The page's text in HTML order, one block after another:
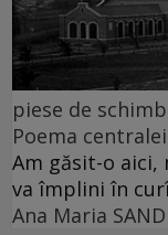
piese de schimb
Poema centralei
Am găsit-o
va împlini în
Ana Maria